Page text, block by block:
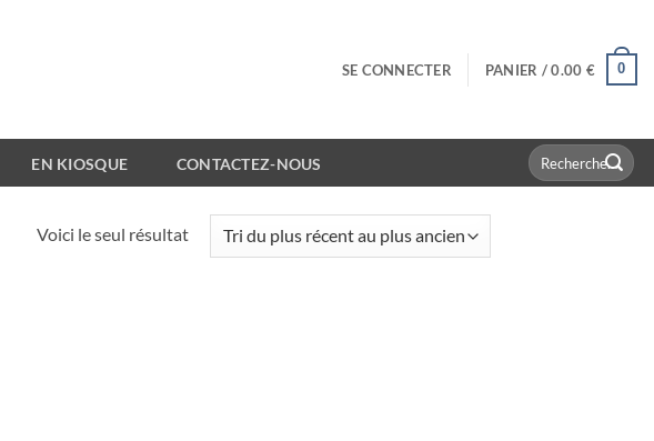
SE CONNECTER PANIER /0.00 € 0
EN KIOSQUE CONTACTEZ-NOUS
Recherche
pour :
Voici le seul résultat